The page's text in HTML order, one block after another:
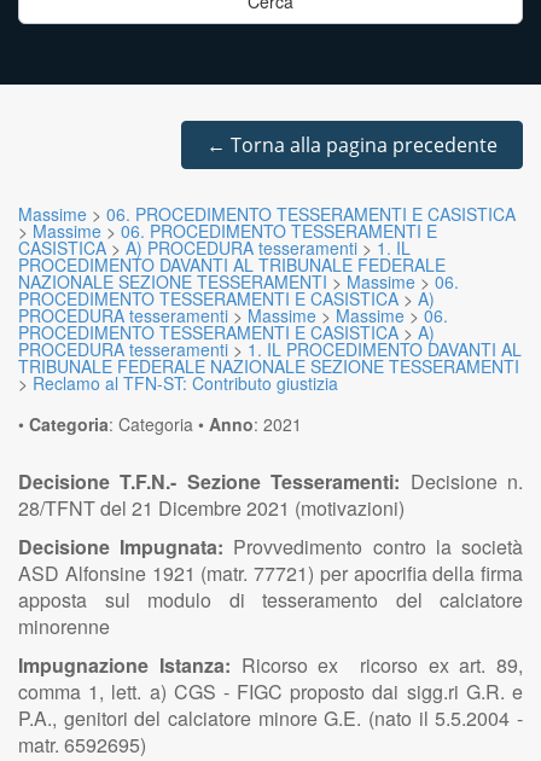
← Torna alla pagina precedente
Massime > 06. PROCEDIMENTO TESSERAMENTI E CASISTICA
> Massime > 06. PROCEDIMENTO TESSERAMENTI E
CASISTICA > A) PROCEDURA tesseramenti > 1. IL
PROCEDIMENTO DAVANTI AL TRIBUNALE FEDERALE
NAZIONALE SEZIONE TESSERAMENTI > Massime > 06.
PROCEDIMENTO TESSERAMENTI E CASISTICA > A)
PROCEDURA tesseramenti > Massime > Massime > 06.
PROCEDIMENTO TESSERAMENTI E CASISTICA > A)
PROCEDURA tesseramenti > 1. IL PROCEDIMENTO DAVANTI AL
TRIBUNALE FEDERALE NAZIONALE SEZIONE TESSERAMENTI
> Reclamo al TFN-ST: Contributo giustizia
• Categoria: Categoria • Anno: 2021
Decisione T.F.N.- Sezione Tesseramenti: Decisione n.
28/TFNT del 21 Dicembre 2021 (motivazioni)
Decisione Impugnata: Provvedimento contro la società
ASD Alfonsine 1921 (matr. 77721) per apocrifia della firma
apposta sul modulo di tesseramento del calciatore
minorenne
Impugnazione Istanza: Ricorso ex ricorso ex art. 89,
comma 1, lett. a) CGS - FIGC proposto dai sigg.ri G.R. e
P.A., genitori del calciatore minore G.E. (nato il 5.5.2004 -
matr. 6592695)